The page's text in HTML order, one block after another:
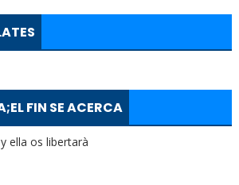
FIN SE ACERCA
ella os libertarà